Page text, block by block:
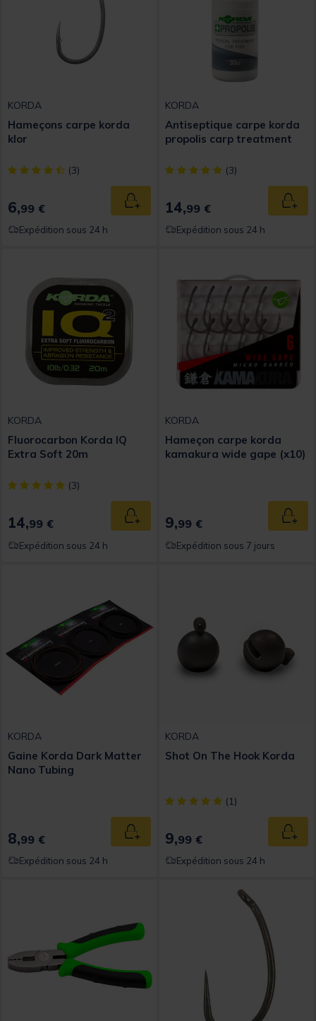
KORDA
Hameçons carpe korda
klor
[object Object] out of 5 Customer Rating
(3)
6,99 € Ajouter au panier
Expédition sous 24 h
KORDA
Antiseptique carpe korda
propolis carp treatment
[object Object] out of 5
(3)
14,99 €
Expédition sous 24 h
KORDA
Fluorocarbon Korda IQ
Extra Soft 20m
[object Object] out of 5 Customer Rating
(3)
14,99 € Ajouter au panier
Expédition sous 24 h
KORDA
Hameçon carpe korda
kamakura wide gape (x10)
9,99 €
Expédition sous 7 jours
KORDA
Gaine Korda Dark Matter
Nano Tubing
8,99 € Ajouter au panier
Expédition sous 24 h
KORDA
Shot On The Hook Korda
[object Object] out of 5
(1)
9,99 €
Expédition sous 24 h